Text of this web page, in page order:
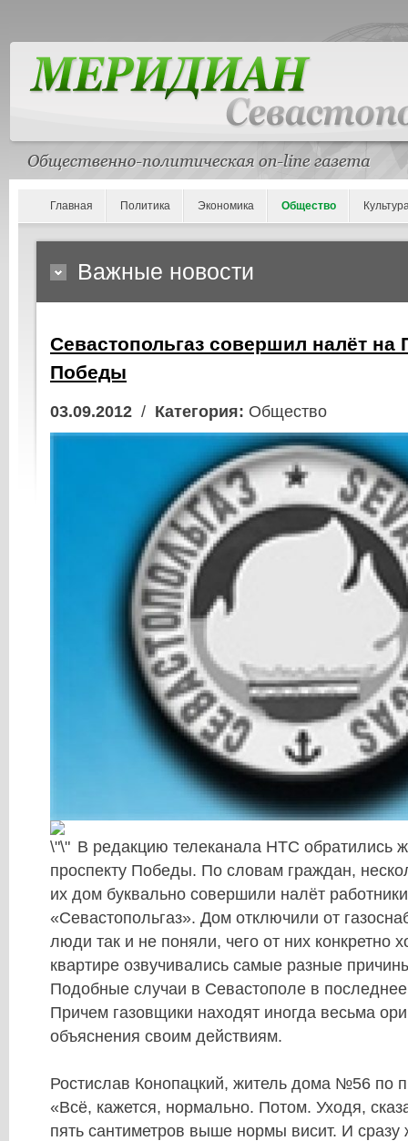
Главная Политика Экономика Общество
Важные новости
Севастопольгаз совершил налёт на
Победы
03.09.2012 / Категория: Общество
В редакцию телеканала НТС обратились
проспекту Победы. По словам граждан,
их дом буквально совершили налёт
«Севастопольгаз». Дом отключили от
люди так и не поняли, чего от них конкретно
квартире озвучивались самые разные
Подобные случаи в Севастополе в
Причем газовщики находят иногда весьма
объяснения своим действиям.
Ростислав Конопацкий, житель дома №56 по
«Всё, кажется, нормально. Потом. Уходя,
пять сантиметров выше нормы висит. И сразу